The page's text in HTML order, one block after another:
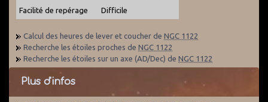
Facilité de repérage Difficile
Calcul des heures de lever et coucher de NGC 1122
Recherche les étoiles proches de NGC 1122
Recherche les étoiles sur un axe (AD/Dec) de NGC 1122
Plus d'infos